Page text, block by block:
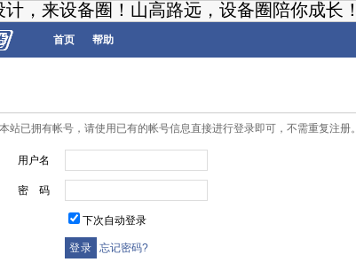
计，来设备圈！山高路远，设备圈陪你成长！
首页 帮助
站已拥有帐号，请使用已有的帐号信息直接进行登录即可，不需重复注册。
用户名
密 码
下次自动登录
忘记密码?